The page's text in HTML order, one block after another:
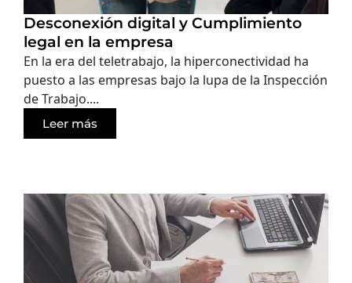
Desconexión digital y Cumplimiento
legal en la empresa
En la era del teletrabajo, la hiperconectividad ha
puesto a las empresas bajo la lupa de la Inspección
de Trabajo....
Leer más